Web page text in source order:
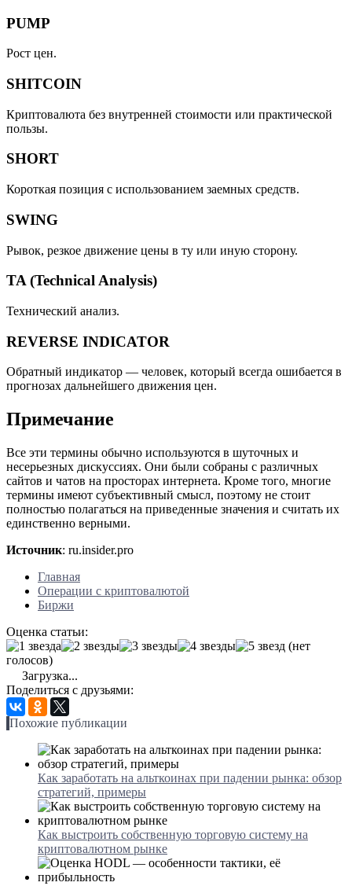
PUMP
Рост цен.
SHITCOIN
Криптовалюта без внутренней стоимости или практической
пользы.
SHORT
Короткая позиция с использованием заемных средств.
SWING
Рывок, резкое движение цены в ту или иную сторону.
TA (Technical Analysis)
Технический анализ.
REVERSE INDICATOR
Обратный индикатор — человек, который всегда ошибается в
прогнозах дальнейшего движения цен.
Примечание
Все эти термины обычно используются в шуточных и
несерьезных дискуссиях. Они были собраны с различных
сайтов и чатов на просторах интернета. Кроме того, многие
термины имеют субъективный смысл, поэтому не стоит
полностью полагаться на приведенные значения и считать их
единственно верными.
Источник: ru.insider.pro
Главная
Операции с криптовалютой
Биржи
Оценка статьи:
(нет
голосов)
Загрузка...
Поделиться с друзьями:
Похожие публикации
Как заработать на альткоинах при падении рынка: обзор
стратегий, примеры
Как выстроить собственную торговую систему на
криптовалютном рынке